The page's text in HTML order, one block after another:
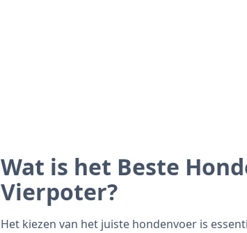
Wat is het Beste
Vierpoter?
Het kiezen van het juiste hondenvoer is